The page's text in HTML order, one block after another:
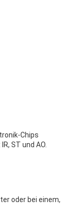
Chips
ST und AO.
oder bei